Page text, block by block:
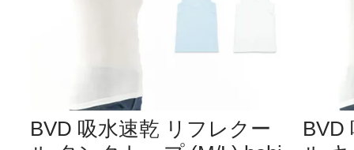
BVD 吸水速乾 リフレクー
BVD